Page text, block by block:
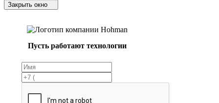
Закрыть окно
Пусть работают технологии